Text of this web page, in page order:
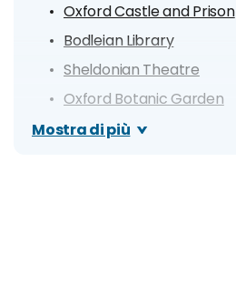
Oxford Castle and Prison
Bodleian Library
Sheldonian Theatre
Oxford Botanic Garden
Ashmolean Museum
Mostra di più